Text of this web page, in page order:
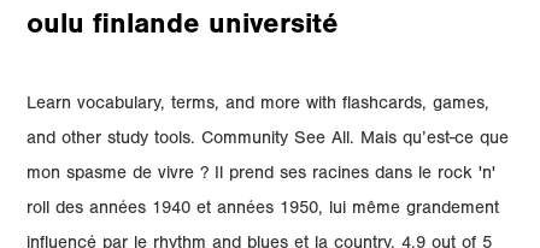
oulu finlande université
Learn vocabulary, terms, and more with flashcards, games,
and other study tools. Community See All. Mais qu’est-ce que
mon spasme de vivre ? Il prend ses racines dans le rock 'n'
roll des années 1940 et années 1950, lui même grandement